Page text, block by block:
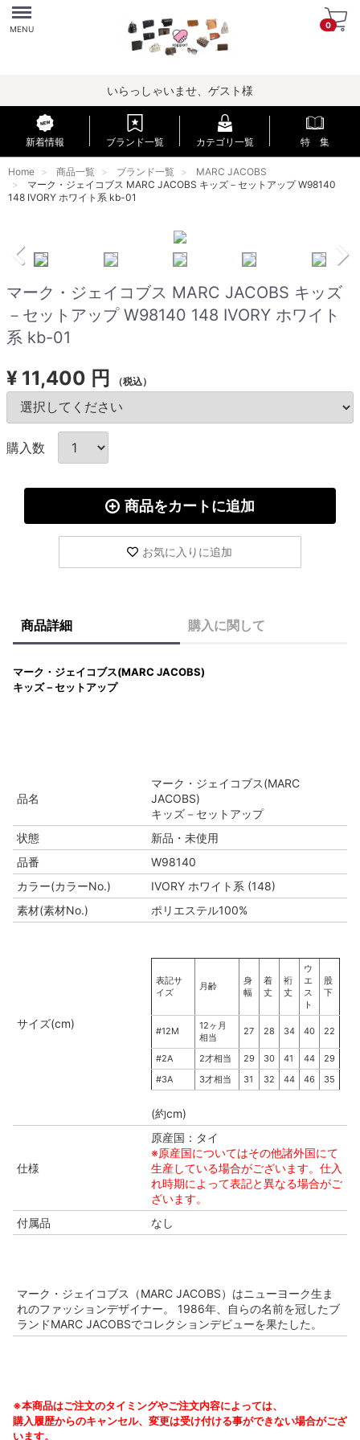
Menu
MENU 0
いらっしゃいませ、ゲスト様
新着情報 ブランド一覧 カテゴリ一覧 特 集
Home 商品一覧 ブランド一覧
MARC JACOBS
マーク・ジェイコブス MARC JACOBS キッズ－セットアップ W98140
148 IVORY ホワイト系 kb-01
マーク・ジェイコブス MARC JACOBS キッズ
－セットアップ W98140 148 IVORY ホワイト
系 kb-01
¥ 11,400 円 （税込）
購入数
商品をカートに追加
お気に入りに追加
商品詳細 購入に関して
マーク・ジェイコブス(MARC JACOBS)
キッズ－セットアップ
品名
マーク・ジェイコブス(MARC
JACOBS)
キッズ－セットアップ
状態
新品・未使用
品番
W98140
カラー(カラーNo.)
IVORY ホワイト系 (148)
素材(素材No.)
ポリエステル100%
サイズ(cm)
表記サ
イズ
月齢
身
幅
着
丈
裄
丈
ウ
エ
ス
ト
股
下
#12M
12ヶ月
相当
27 28 34 40 22
#2A 2才相当 29 30 41 44
29
#3A
3才相当 31 32 44 46 35
(約cm)
仕様
原産国：タイ
※原産国についてはその他諸外国にて
生産している場合がございます。仕入
れ時期によって表記と異なる場合がご
ざいます。
付属品
なし
マーク・ジェイコブス（MARC JACOBS）はニューヨーク生ま
れのファッションデザイナー。 1986年、自らの名前を冠したブ
ランドMARC JACOBSでコレクションデビューを果たした。
※本商品はご注文のタイミングやご注文内容によっては、
購入履歴からのキャンセル、変更は受け付ける事ができない場合がござ
います。